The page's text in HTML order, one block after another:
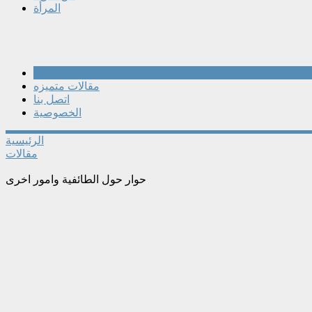
المرأة
مقالات متميزه
اتصل بنا
الخصوصية
الرئيسية
مقالات
حوار حول الطائفية وامور اخرى